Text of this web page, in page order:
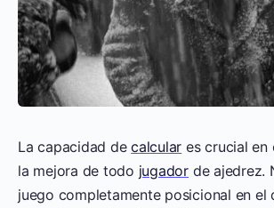
La capacidad decalcular es crucial en
la mejora de todo jugador de ajedrez.
juego completamente posicional en el